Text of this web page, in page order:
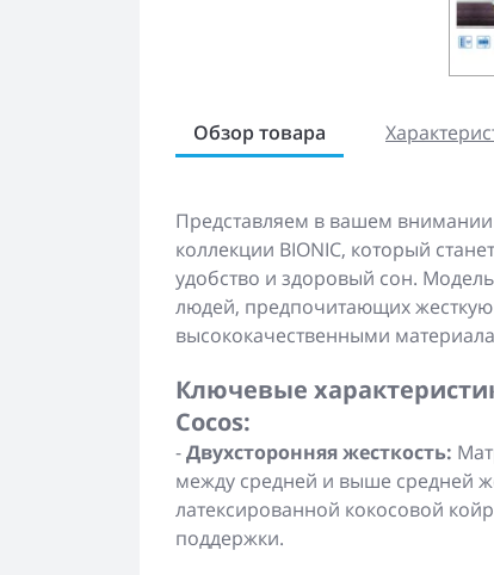
Обзор товара
Представляем в вашем
коллекции BIONIC, который
удобство и здоровый сон.
людей, предпочитающих
высококачественными
Ключевые
Cocos:
-Двухсторонняя жесткость:
между средней и выше средней
латексированной кокосовой
поддержки.